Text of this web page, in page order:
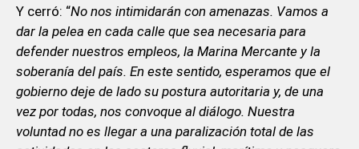
Y cerró: “No nos intimidarán con amenazas. Vamos a
dar la pelea en cada calle que sea necesaria para
defender nuestros empleos, la Marina Mercante y la
soberanía del país. En este sentido, esperamos que el
gobierno deje de lado su postura autoritaria y, de una
vez por todas, nos convoque al diálogo. Nuestra
voluntad no es llegar a una paralización total de las